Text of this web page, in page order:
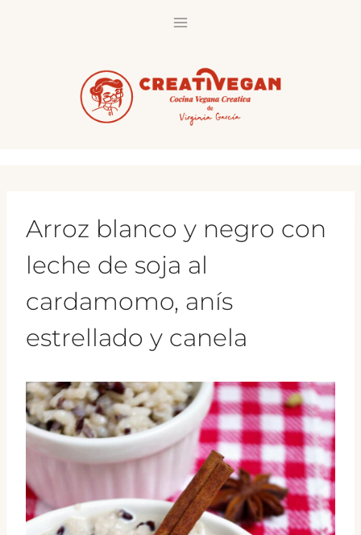
Arroz blanco y negro con
leche de soja al
cardamomo, anís
estrellado y canela